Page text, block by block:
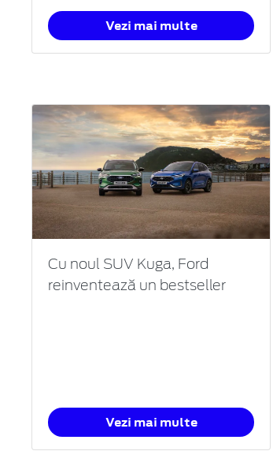
Vezi mai multe
Cu noul SUV Kuga, Ford
reinventează un bestseller
Vezi mai multe